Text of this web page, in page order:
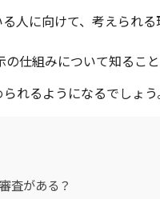
人に向けて、考えられ
仕組みについて知るこ
れるようになるでしょう
査がある？